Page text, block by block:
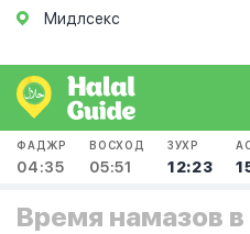
Мидлсекс
ФАДЖР
04:35
ВОСХОД
05:51
ЗУХР
12:23
Время намазов